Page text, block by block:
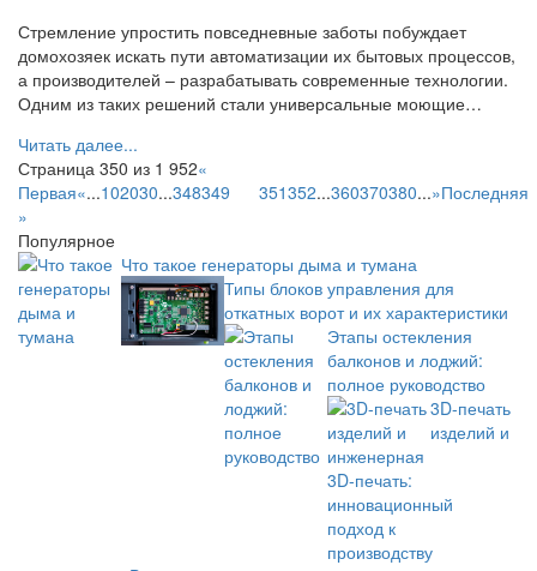
Стремление упростить повседневные заботы побуждает
домохозяек искать пути автоматизации их бытовых процессов,
а производителей – разрабатывать современные технологии.
Одним из таких решений стали универсальные моющие…
Читать далее...
Страница 350 из 1 952«
Первая«...102030...348349 351352...360370380...»Последняя
»
Популярное
Что такое генераторы дыма и тумана
Типы блоков управления для
откатных ворот и их характеристики
Этапы остекления
балконов и лоджий:
полное руководство
3D-печать
изделий и